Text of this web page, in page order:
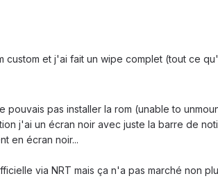
custom et j'ai fait un wipe complet (tout ce
pouvais pas installer la rom (unable to
j'ai un écran noir avec juste la barre de
en écran noir...
via NRT mais ça n'a pas marché non